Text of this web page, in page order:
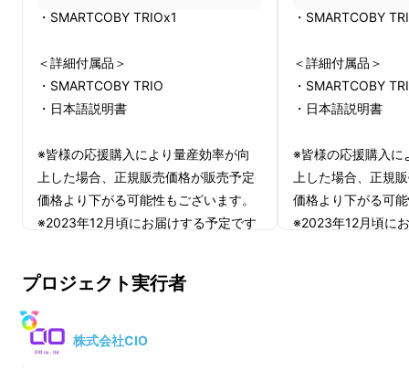
の方にご愛用いただきながら2023年9月現在
で6つのモバイルバッテリーを展開していま
す。
・SMARTCOBY TRIOx1
＜詳細付属品＞
・SMARTCOBY TRIO
・日本語説明書
※皆様の応援購入により量産効率が向
上した場合、正規販売価格が販売予定
価格より下がる可能性もございます。
※2023年12月頃にお届けする予定です
※通常送料込み予定価格8,980円(税込)
です。
※商品の仕様、デザインに関しまして
は一部変更になる可能性もございま
・SMARTCOBY
＜詳細付属品＞
・SMARTCOBY
・日本語説明書
※皆様の応援購入に
上した場合、正規
価格より下がる可
※2023年12月頃に
プロジェクト実行者
株式会社CIO